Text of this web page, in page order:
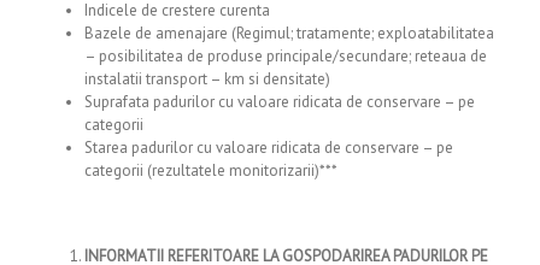
Indicele de crestere curenta
Bazele de amenajare (Regimul; tratamente; exploatabilitatea
– posibilitatea de produse principale/secundare; reteaua de
instalatii transport – km si densitate)
Suprafata padurilor cu valoare ridicata de conservare – pe
categorii
Starea padurilor cu valoare ridicata de conservare – pe
categorii (rezultatele monitorizarii)***
INFORMATII REFERITOARE LA GOSPODARIREA PADURILOR PE